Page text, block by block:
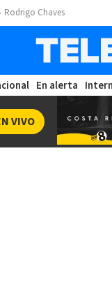
Rodrigo Chaves
En alerta
VIVO